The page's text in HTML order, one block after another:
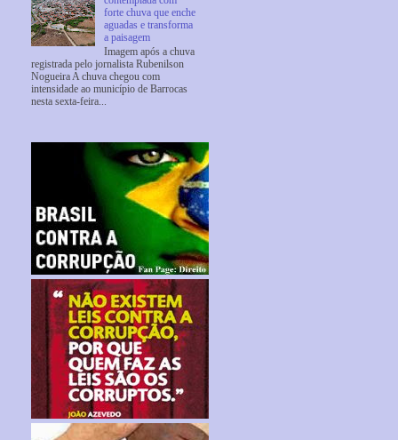
forte chuva que enche
aguadas e transforma
a paisagem
Imagem após a chuva
registrada pelo jornalista Rubenilson
Nogueira A chuva chegou com
intensidade ao município de Barrocas
nesta sexta-feira...